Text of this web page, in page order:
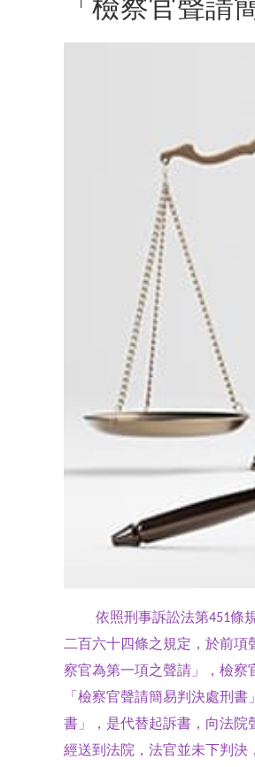
「檢察官聲請
依照刑事訴訟法第451條
二百六十四條之規定，於前
察官為第一項之聲請」，檢察
「檢察官聲請簡易判決處刑
書」，是代替起訴書，向法院
經送到法院，法官並未下判決